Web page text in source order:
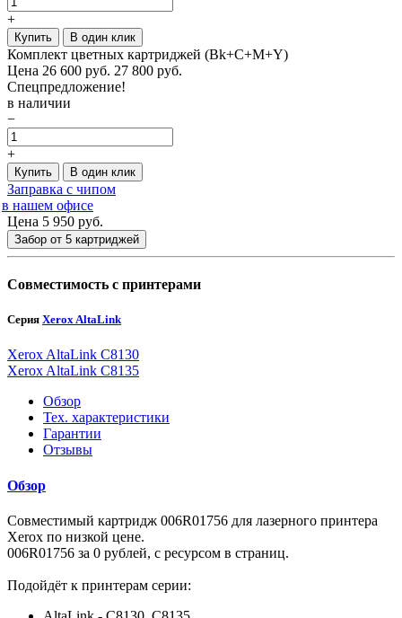
+
Купить В один клик
Комплект цветных картриджей (Bk+C+M+Y)
Цена 26 600 руб. 27 800 руб.
Спецпредложение!
в наличии
−
+
Купить В один клик
Заправка с чипом
в нашем офисе
Цена 5 950 руб.
Забор от 5 картриджей
Совместимость с принтерами
Серия Xerox AltaLink
Xerox AltaLink C8130
Xerox AltaLink C8135
Обзор
Тех. характеристики
Гарантии
Отзывы
Обзор
Совместимый картридж 006R01756 для лазерного принтера
Xerox по низкой цене.
006R01756 за 0 рублей, с ресурсом в страниц.
Подойдёт к принтерам серии: